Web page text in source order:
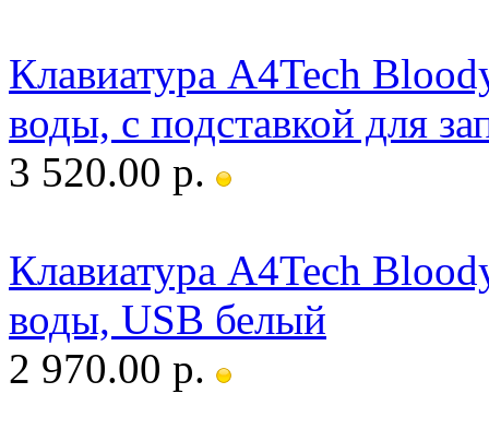
Клавиатура A4Tech
воды, c подставкой для
3 520.00 р.
Клавиатура A4Tech
воды, USB белый
2 970.00 р.